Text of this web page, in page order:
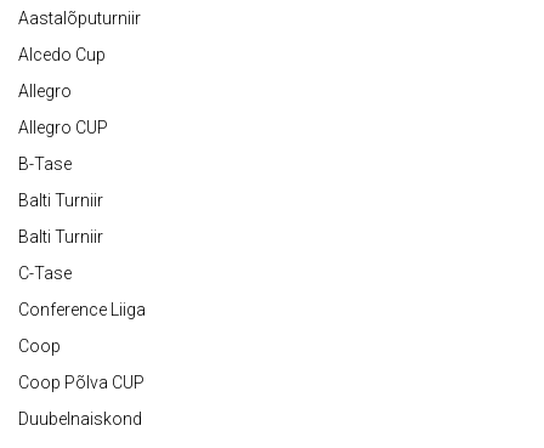
Aastalõputurniir
Alcedo Cup
Allegro
Allegro CUP
B-Tase
Balti Turniir
Balti Turniir
C-Tase
Conference Liiga
Coop
Coop Põlva CUP
Duubelnaiskond